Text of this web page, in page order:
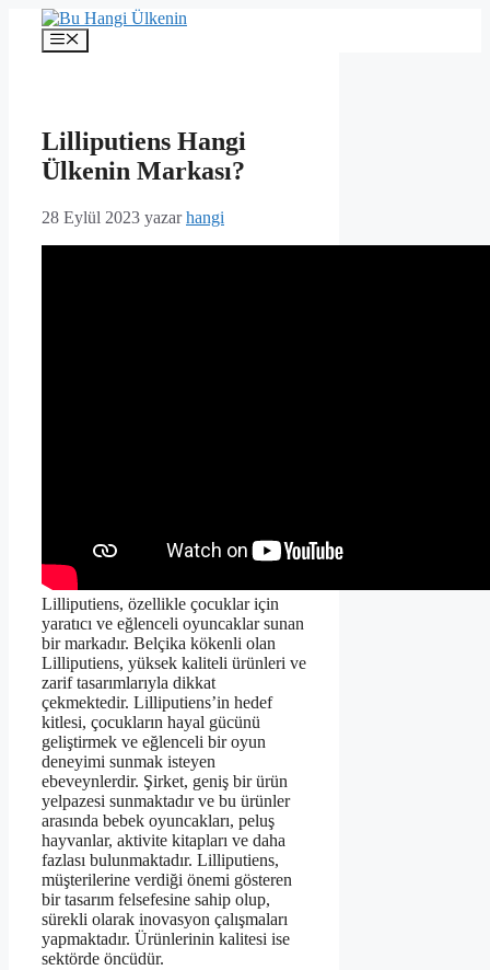
İçeriğe
Menü
Lilliputiens Hangi
Ülkenin Markası?
28 Eylül 2023 yazarhangi
Lilliputiens, özellikle çocuklar için
yaratıcı ve eğlenceli oyuncaklar sunan
bir markadır. Belçika kökenli olan
Lilliputiens, yüksek kaliteli ürünleri ve
zarif tasarımlarıyla dikkat
çekmektedir. Lilliputiens’in hedef
kitlesi, çocukların hayal gücünü
geliştirmek ve eğlenceli bir oyun
deneyimi sunmak isteyen
ebeveynlerdir. Şirket, geniş bir ürün
yelpazesi sunmaktadır ve bu ürünler
arasında bebek oyuncakları, peluş
hayvanlar, aktivite kitapları ve daha
fazlası bulunmaktadır. Lilliputiens,
müşterilerine verdiği önemi gösteren
bir tasarım felsefesine sahip olup,
sürekli olarak inovasyon çalışmaları
yapmaktadır. Ürünlerinin kalitesi ise
sektörde öncüdür.